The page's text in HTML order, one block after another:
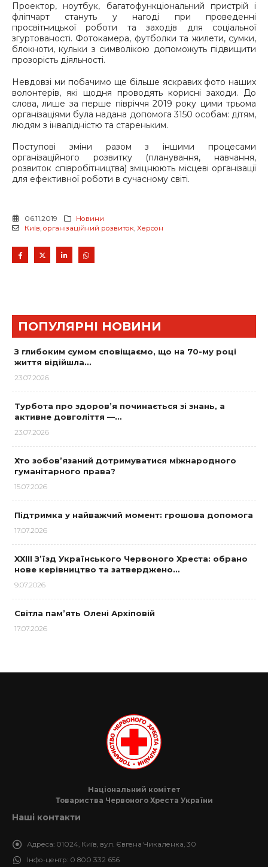
Проектор, ноутбук, багатофункціональний пристрій і
фліпчарт стануть у нагоді при проведенні
просвітницької роботи та заходів для соціальної
згуртованості. Фотокамера, футболки та жилети, сумки,
блокноти, кульки з символікою допоможуть підвищити
прозорість діяльності.
Невдовзі ми побачимо ще більше яскравих фото наших
волонтерів, які щодня проводять корисні заходи. До
слова, лише за перше півріччя 2019 року цими трьома
організаціями була надана допомога 3150 особам: дітям,
людям з інвалідністю та стареньким.
Поступові зміни разом з іншими процесами
організаційного розвитку (планування, навчання,
розвиток співробітництва) зміцнюють місцеві організації
для ефективної роботи в сучасному світі.
06.11.2019
Новини
Київ, організаційний розвиток, Херсон
ПОПУЛЯРНІ НОВИНИ
З глибоким сумом сповіщаємо, що на 70-му році
життя відійшла…
23.07.2026
Турбота про здоров’я починається зі знань, а
активне довголіття —…
23.07.2026
Хто зобов’язаний дотримуватися міжнародного
гуманітарного права?
15.07.2026
Підтримка у найважчий момент: грошова допомога
17.07.2026
XXIII З’їзд Українського Червоного Хреста: обрано
нове керівництво та затверджено…
9.07.2026
Світла пам’ять Олені Архіповій
17.07.2026
Національний комітет
Товариства Червоного Хреста України
Наші контакти
Адреса: 01024, Київ, вул. Євгена Чикаленка, 30
Інфо-центр: 0 800 332 656